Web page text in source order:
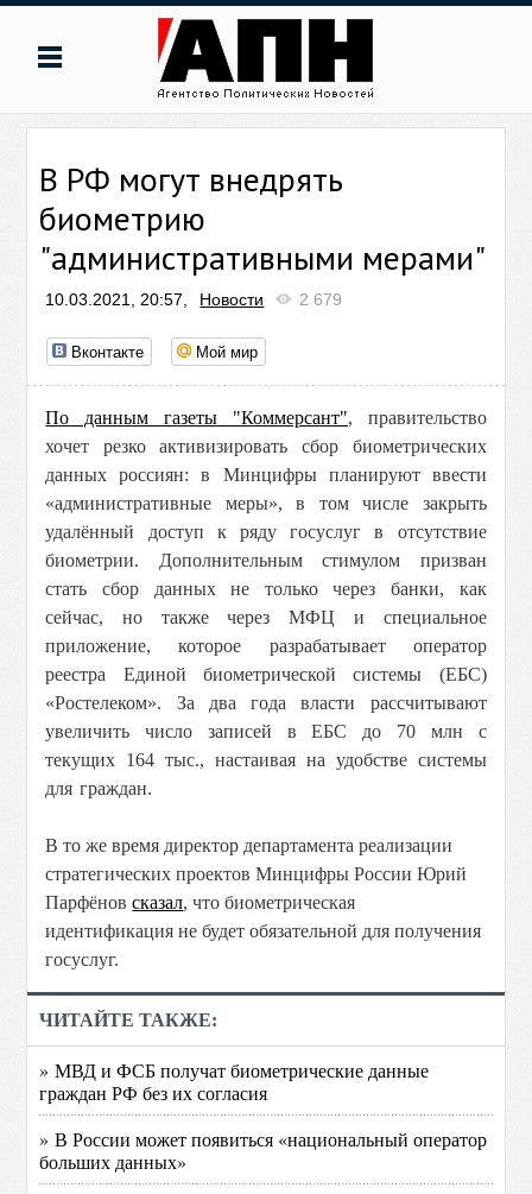
В РФ могут внедрять
биометрию
"административными мерами"
10.03.2021, 20:57, Новости 2 679
Вконтакте Мой мир
По данным газеты "Коммерсант", правительство
хочет резко активизировать сбор биометрических
данных россиян: в Минцифры планируют ввести
«административные меры», в том числе закрыть
удалённый доступ к ряду госуслуг в отсутствие
биометрии. Дополнительным стимулом призван
стать сбор данных не только через банки, как
сейчас, но также через МФЦ и специальное
приложение, которое разрабатывает оператор
реестра Единой биометрической системы (ЕБС)
«Ростелеком». За два года власти рассчитывают
увеличить число записей в ЕБС до 70 млн с
текущих 164 тыс., настаивая на удобстве системы
для граждан.
В то же время директор департамента реализации
стратегических проектов Минцифры России Юрий
Парфёновсказал, что биометрическая
идентификация не будет обязательной для получения
госуслуг.
ЧИТАЙТЕ ТАКЖЕ:
» МВД и ФСБ получат биометрические данные
граждан РФ без их согласия
» В России может появиться «национальный оператор
больших данных»